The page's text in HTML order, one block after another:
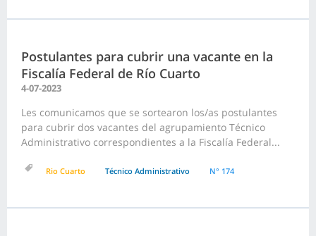
Postulantes para cubrir una vacante en la
Fiscalía Federal de Río Cuarto
4-07-2023
Les comunicamos que se sortearon los/as postulantes
para cubrir dos vacantes del agrupamiento Técnico
Administrativo correspondientes a la Fiscalía Federal...
Rio Cuarto Técnico Administrativo N° 174